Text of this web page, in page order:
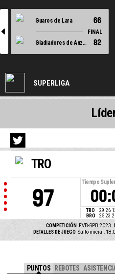
l
Guaros de Lara 66
FINAL
Gladiadores de Anzoategui
82
SUPERLIGA
TRO
97
Tiempo
TRO 29 26
BRO
25 23
COMPETICIÓN FVB-SPB 2023
DETALLES DE JUEGO Salto inicial:
PUNTOS REBOTES